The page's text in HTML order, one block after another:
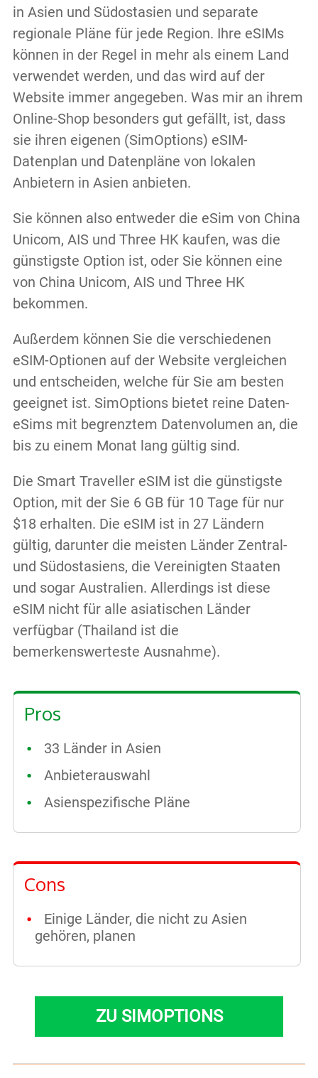
in Asien und Südostasien und separate
regionale Pläne für jede Region. Ihre eSIMs
können in der Regel in mehr als einem Land
verwendet werden, und das wird auf der
Website immer angegeben. Was mir an ihrem
Online-Shop besonders gut gefällt, ist, dass
sie ihren eigenen (SimOptions) eSIM-
Datenplan und Datenpläne von lokalen
Anbietern in Asien anbieten.
Sie können also entweder die eSim von China
Unicom, AIS und Three HK kaufen, was die
günstigste Option ist, oder Sie können eine
von China Unicom, AIS und Three HK
bekommen.
Außerdem können Sie die verschiedenen
eSIM-Optionen auf der Website vergleichen
und entscheiden, welche für Sie am besten
geeignet ist. SimOptions bietet reine Daten-
eSims mit begrenztem Datenvolumen an, die
bis zu einem Monat lang gültig sind.
Die Smart Traveller eSIM ist die günstigste
Option, mit der Sie 6 GB für 10 Tage für nur
$18 erhalten. Die eSIM ist in 27 Ländern
gültig, darunter die meisten Länder Zentral-
und Südostasiens, die Vereinigten Staaten
und sogar Australien. Allerdings ist diese
eSIM nicht für alle asiatischen Länder
verfügbar (Thailand ist die
bemerkenswerteste Ausnahme).
Pros
33 Länder in Asien
Anbieterauswahl
Asienspezifische Pläne
Cons
Einige Länder, die nicht zu Asien
gehören, planen
ZU SIMOPTIONS